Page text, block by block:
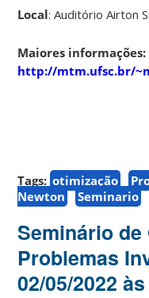
Local: Auditório Airton
Maiores informações:
http://mtm.ufsc.br/
Tags: otimização
Newton
Seminario
Seminário
Problemas
02/05/2022